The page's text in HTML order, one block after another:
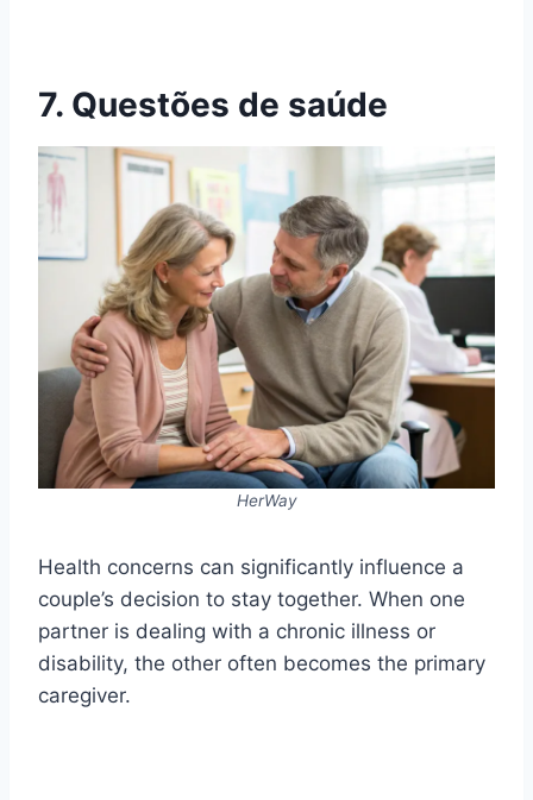
7. Questões de saúde
HerWay
Health concerns can significantly influence a
couple’s decision to stay together. When one
partner is dealing with a chronic illness or
disability, the other often becomes the primary
caregiver.